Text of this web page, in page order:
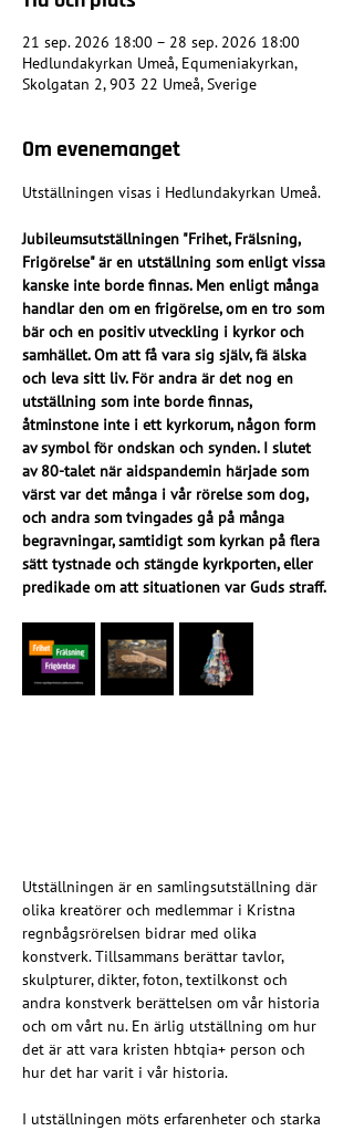
21 sep. 2026 18:00 – 28 sep. 2026 18:00
Hedlundakyrkan Umeå, Equmeniakyrkan,
Skolgatan 2, 903 22 Umeå, Sverige
Om evenemanget
Utställningen visas i Hedlundakyrkan Umeå.
Jubileumsutställningen "Frihet, Frälsning,
Frigörelse" är en utställning som enligt vissa
kanske inte borde finnas. Men enligt många
handlar den om en frigörelse, om en tro som
bär och en positiv utveckling i kyrkor och
samhället. Om att få vara sig själv, fä älska
och leva sitt liv. För andra är det nog en
utställning som inte borde finnas,
åtminstone inte i ett kyrkorum, någon form
av symbol för ondskan och synden. I slutet
av 80-talet när aidspandemin härjade som
värst var det många i vår rörelse som dog,
och andra som tvingades gå på många
begravningar, samtidigt som kyrkan på flera
sätt tystnade och stängde kyrkporten, eller
predikade om att situationen var Guds straff.
Utställningen är en samlingsutställning där
olika kreatörer och medlemmar i Kristna
regnbågsrörelsen bidrar med olika
konstverk. Tillsammans berättar tavlor,
skulpturer, dikter, foton, textilkonst och
andra konstverk berättelsen om vår historia
och om vårt nu. En ärlig utställning om hur
det är att vara kristen hbtqia+ person och
hur det har varit i vår historia.
I utställningen möts erfarenheter och starka